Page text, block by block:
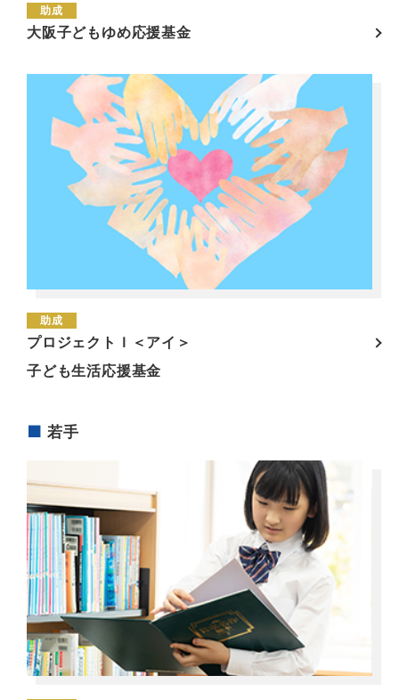
助成
大阪子どもゆめ応援基金
助成
プロジェクトＩ＜アイ＞
子ども生活応援基金
若手